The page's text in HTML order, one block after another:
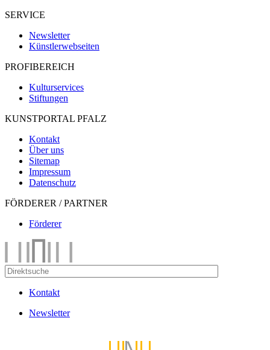
SERVICE
Newsletter
Künstlerwebseiten
PROFIBEREICH
Kulturservices
Stiftungen
KUNSTPORTAL PFALZ
Kontakt
Über uns
Sitemap
Impressum
Datenschutz
FÖRDERER / PARTNER
Förderer
Kontakt
Newsletter